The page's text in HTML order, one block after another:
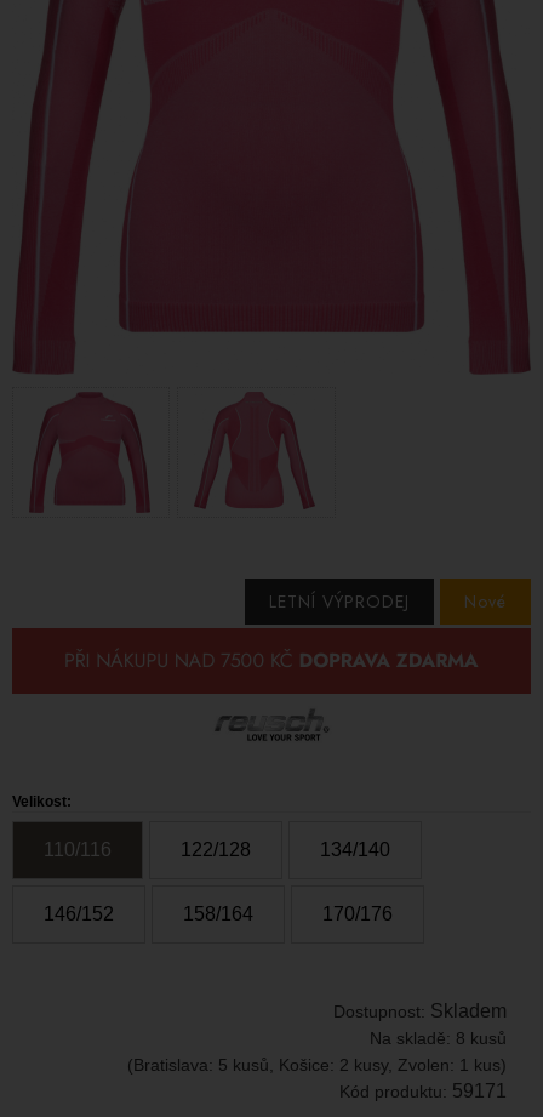
Nové
LETNÍ VÝPRODEJ
Velikost:
110/116 122/128 134/140
146/152 158/164 170/176
Dostupnost: Skladem
Na skladě: 8 kusů
(Bratislava: 5 kusů, Košice: 2 kusy, Zvolen: 1 kus)
Kód produktu: 59171